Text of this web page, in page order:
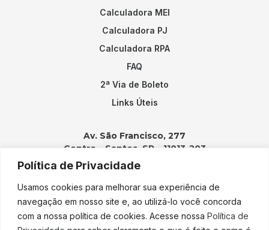
Política de Privacidade
Usamos cookies para melhorar sua experiência de
navegação em nosso site e, ao utilizá-lo você concorda
com a nossa política de cookies. Acesse nossa Política de
Calculadora MEI
Calculadora PJ
Calculadora RPA
FAQ
2ª Via de Boleto
Links Úteis
Av. São Francisco, 277
Centro – Santos, SP – 11013-203
Contatos:
(13) 3202-2100
adicao@adicao.com.br